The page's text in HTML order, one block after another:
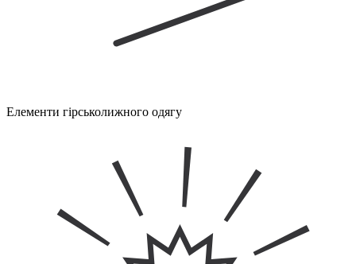
Елементи гірськолижного одягу